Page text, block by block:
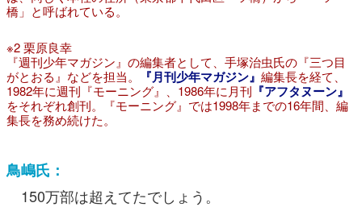
橋」と呼ばれている。
※2 栗原良幸
『週刊少年マガジン』の編集者として、手塚治虫氏の『三つ目
がとおる』などを担当。
『月刊少年マガジン』 編集長を経て、
1982年に週刊『モーニング』、1986年に月刊 『アフタヌーン』
をそれぞれ創刊。『モーニング』では1998年までの16年間、編
集長を務め続けた。
鳥嶋氏：
150万部は超えてたでしょう。